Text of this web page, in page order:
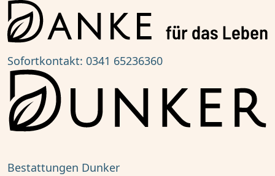
Sofortkontakt: 0341 65236360
Bestattungen Dunker